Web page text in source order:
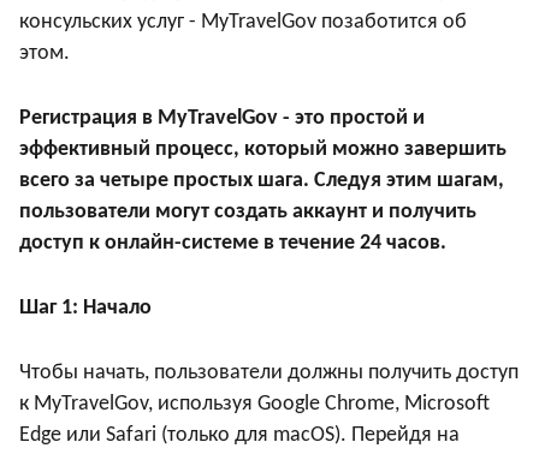
консульских услуг - MyTravelGov позаботится об
этом.
Регистрация в MyTravelGov - это простой и
эффективный процесс, который можно завершить
всего за четыре простых шага. Следуя этим шагам,
пользователи могут создать аккаунт и получить
доступ к онлайн-системе в течение 24 часов.
Шаг 1: Начало
Чтобы начать, пользователи должны получить доступ
к MyTravelGov, используя Google Chrome, Microsoft
Edge или Safari (только для macOS). Перейдя на